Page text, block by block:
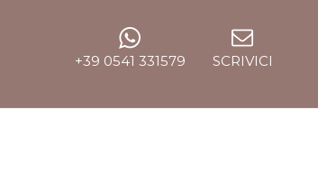
+39 0541 331579 SCRIVICI